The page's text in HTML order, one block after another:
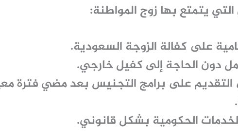
يتمتع بها زوج المواطنة:
على كفالة الزوجة السعودية.
دون الحاجة إلى كفيل خارجي.
على برامج التجنيس بعد مضي فترة
الحكومية بشكل قانوني.